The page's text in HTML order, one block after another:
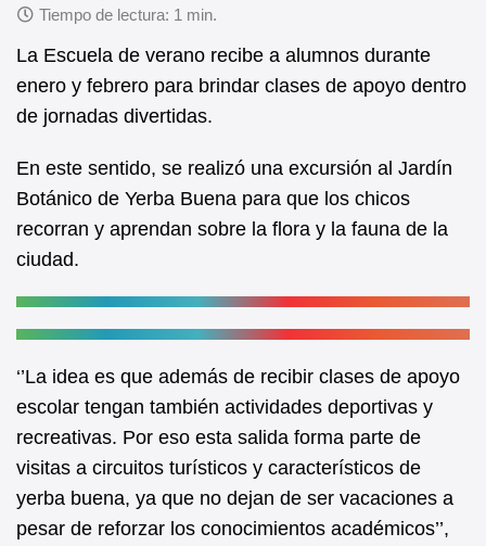
c
e
b
o
o
k
at
s
A
p
p
La Escuela de verano recibe a alumnos durante
enero y febrero para brindar clases de apoyo dentro
de jornadas divertidas.
En este sentido, se realizó una excursión al Jardín
Botánico de Yerba Buena para que los chicos
recorran y aprendan sobre la flora y la fauna de la
ciudad.
‘’La idea es que además de recibir clases de apoyo
escolar tengan también actividades deportivas y
recreativas. Por eso esta salida forma parte de
visitas a circuitos turísticos y característicos de
yerba buena, ya que no dejan de ser vacaciones a
pesar de reforzar los conocimientos académicos’’,